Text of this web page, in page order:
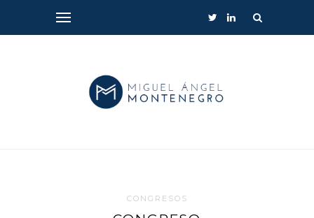
CONGRESOS